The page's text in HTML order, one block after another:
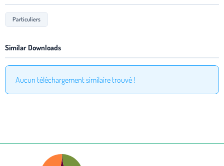
Particuliers
Similar Downloads
Aucun téléchargement similaire trouvé !